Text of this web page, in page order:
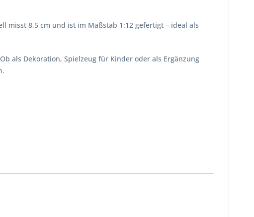
misst 8,5 cm und ist im Maßstab 1:12 gefertigt – ideal als
als Dekoration, Spielzeug für Kinder oder als Ergänzung